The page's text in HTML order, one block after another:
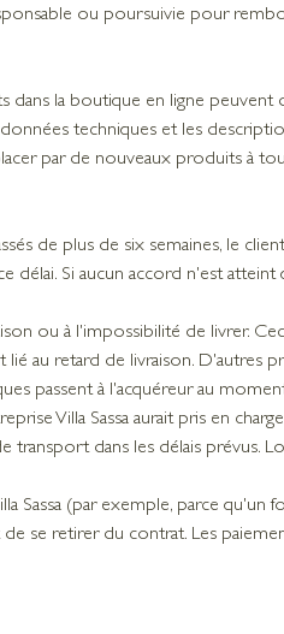
ou poursuivie pour
dans la boutique en ligne peuvent
techniques et les
par de nouveaux produits à
de plus de six semaines, le
délai. Si aucun accord n'est atteint
ou à l'impossibilité de livrer.
au retard de livraison. D'autres
passent à l'acquéreur au
Villa Sassa aurait pris en
transport dans les délais prévus.
Sassa (par exemple, parce qu'un
se retirer du contrat. Les